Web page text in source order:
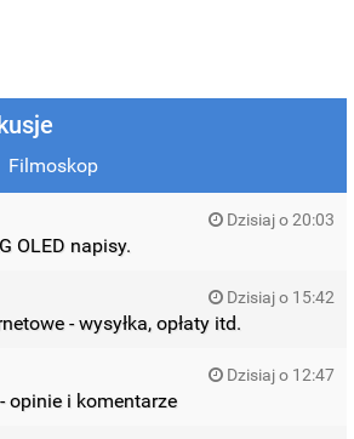
Filmoskop
Dzisiaj o 20:03
OLED napisy.
Dzisiaj o 15:42
- wysyłka, opłaty itd.
Dzisiaj o 12:47
opinie i komentarze